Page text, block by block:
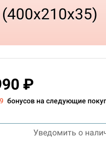
₽
бонусов на следующие
Уведомить о